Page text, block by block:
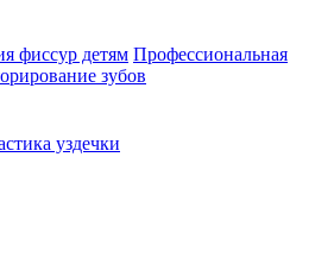
фиссур детям Профессиональная
зубов
уздечки